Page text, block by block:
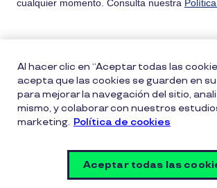
Política entrega bonos Pluxee
Políticas de privacidad Términos
Vulnerability Disclosure Policy
Al hacer clic en “Aceptar todas las
acepta que las cookies se guarden en
para mejorar la navegación del sitio,
mismo, y colaborar con nuestros
marketing. Política de cookies
Aceptar todas las